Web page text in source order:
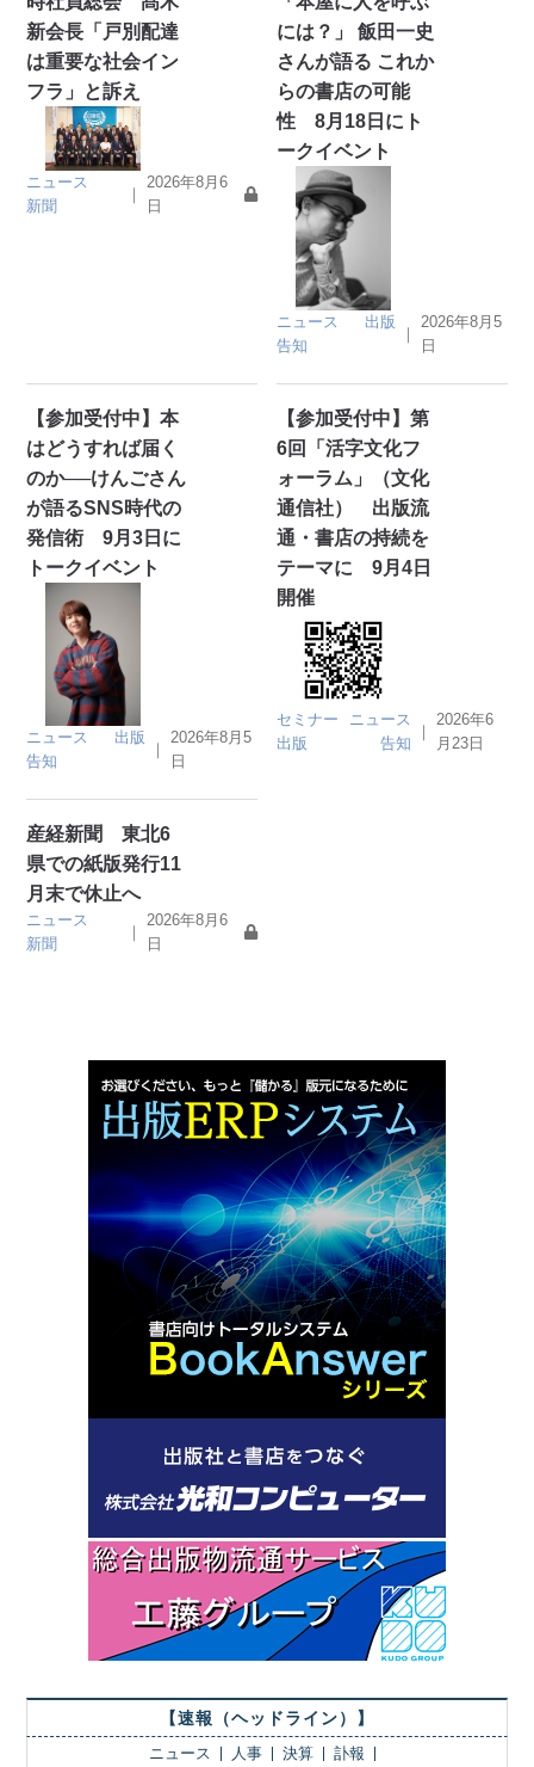
新会長「戸別配達
は重要な社会イン
フラ」と訴え
ニュース
新聞
｜
2026年8月6
日
には？」 飯田一史
さんが語る これか
らの書店の可能
性 8月18日にト
ークイベント
ニュース
出版
告知
｜
2026年8月5
日
【参加受付中】本
はどうすれば届く
のか──けんごさん
が語るSNS時代の
発信術 9月3日に
トークイベント
ニュース
出版
告知
｜
2026年8月5
日
【参加受付中】第
6回「活字文化フ
ォーラム」（文化
通信社） 出版流
通・書店の持続を
テーマに 9月4日
開催
セミナー
ニュース
出版
告知
｜
2026年6
月23日
産経新聞 東北6
県での紙版発行11
月末で休止へ
ニュース
新聞
｜
2026年8月6
日
【速報（ヘッドライン）】
ニュース 人事 決算 訃報